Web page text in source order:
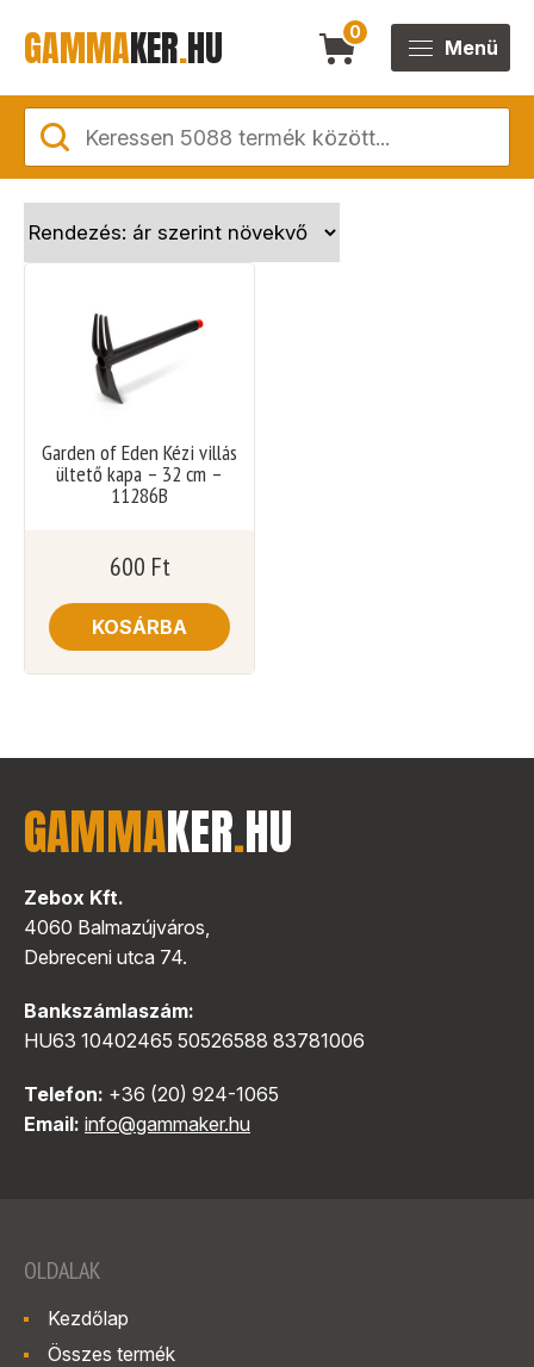
GAMMAKER.HU 0
Menü
Garden of Eden Kézi villás
ültető kapa – 32 cm –
11286B
600 Ft
KOSÁRBA
GAMMAKER.HU
Zebox Kft.
4060 Balmazújváros,
Debreceni utca 74.
Bankszámlaszám:
HU63 10402465 50526588 83781006
Telefon: +36 (20) 924-1065
Email: info@gammaker.hu
OLDALAK
Kezdőlap
Összes termék